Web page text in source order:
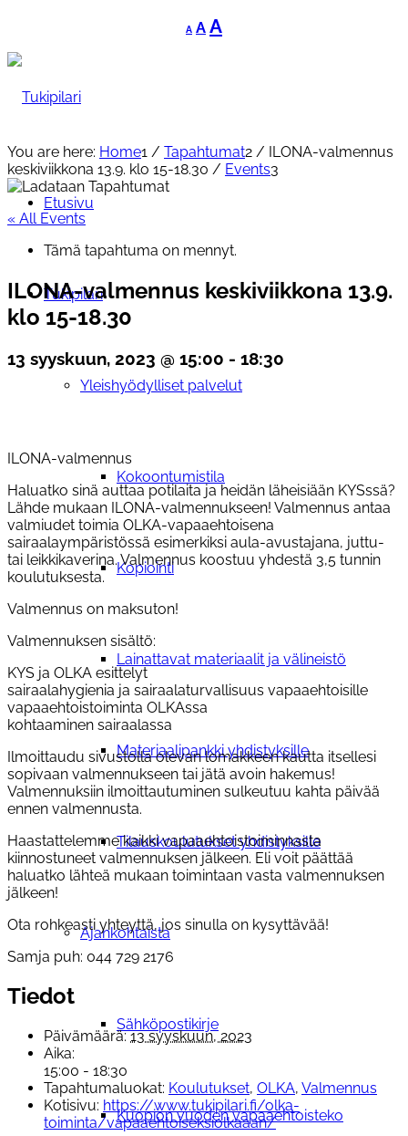
A
Decrease
font
A Reset
font
AIncrease
Etusivu
Tukipilari
Yleishyödylliset palvelut
Kokoontumistila
Kopiointi
Lainattavat materiaalit ja välineistö
Materiaalipankki yhdistyksille
Tilauskoulutukset yhdistyksille
Ajankohtaista
Sähköpostikirje
Kuopion vuoden vapaaehtoisteko
You are here: Home1 / Tapahtumat2 / ILONA-valmennus
keskiviikkona 13.9. klo 15-18.30 / Events3
« All Events
Tämä tapahtuma on mennyt.
ILONA-valmennus keskiviikkona 13.9.
klo 15-18.30
13 syyskuun, 2023 @ 15:00 - 18:30
ILONA-valmennus
Haluatko sinä auttaa potilaita ja heidän läheisiään KYSssä?
Lähde mukaan ILONA-valmennukseen! Valmennus antaa
valmiudet toimia OLKA-vapaaehtoisena
sairaalaympäristössä esimerkiksi aula-avustajana, juttu-
tai leikkikaverina. Valmennus koostuu yhdestä 3,5 tunnin
koulutuksesta.
Valmennus on maksuton!
Valmennuksen sisältö:
KYS ja OLKA esittelyt
sairaalahygienia ja sairaalaturvallisuus vapaaehtoisille
vapaaehtoistoiminta OLKAssa
kohtaaminen sairaalassa
Ilmoittaudu sivustolla olevan lomakkeen kautta itsellesi
sopivaan valmennukseen tai jätä avoin hakemus!
Valmennuksiin ilmoittautuminen sulkeutuu kahta päivää
ennen valmennusta.
Haastattelemme kaikki vapaaehtoistoiminnasta
kiinnostuneet valmennuksen jälkeen. Eli voit päättää
haluatko lähteä mukaan toimintaan vasta valmennuksen
jälkeen!
Ota rohkeasti yhteyttä, jos sinulla on kysyttävää!
Samja puh: 044 729 2176
Tiedot
Päivämäärä: 13 syyskuun, 2023
Aika:
15:00 - 18:30
Tapahtumaluokat: Koulutukset, OLKA, Valmennus
Kotisivu: https://www.tukipilari.fi/olka-
toiminta/vapaaehtoiseksiolkaaan/